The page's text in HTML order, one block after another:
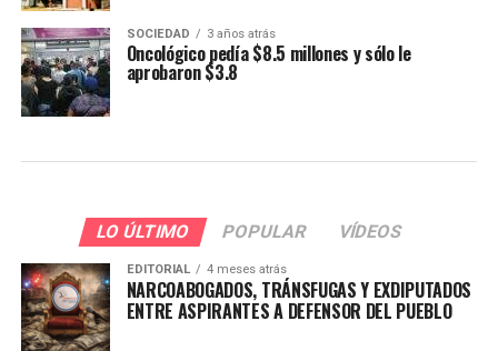
SOCIEDAD 3 años atrás
Oncológico pedía $8.5 millones y sólo le
aprobaron $3.8
LO ÚLTIMO POPULAR VÍDEOS
EDITORIAL 4 meses atrás
NARCOABOGADOS, TRÁNSFUGAS Y EXDIPUTADOS
ENTRE ASPIRANTES A DEFENSOR DEL PUEBLO